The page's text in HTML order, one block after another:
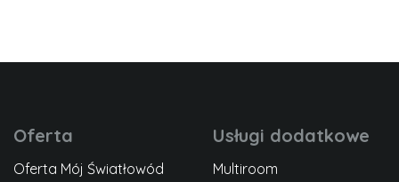
Oferta
Oferta Mój Światłowód
Usługi dodatkowe
Multiroom